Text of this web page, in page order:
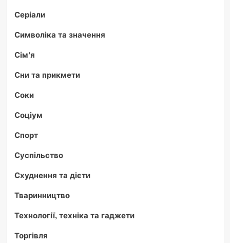
Серіали
Символіка та значення
Сім'я
Сни та прикмети
Соки
Соціум
Спорт
Суспільство
Схуднення та дієти
Тваринництво
Технології, техніка та гаджети
Торгівля